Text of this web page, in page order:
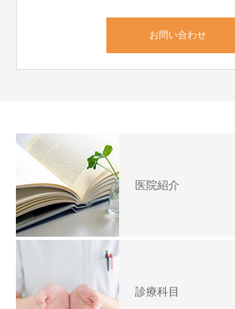
お問い合わせ
医院紹介
診療科目